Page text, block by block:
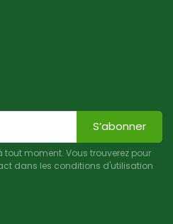
S’abonner
moment. Vous trouverez pour
dans les conditions d'utilisation